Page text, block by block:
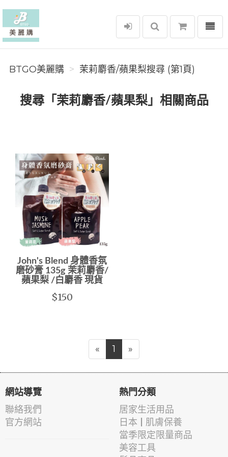
BTGO美麗購
選單
BTGO美麗購 茉莉麝香/蘋果梨搜尋 (第1頁)
搜尋「茉莉麝香/蘋果梨」相關商品
John's Blend 身體香氛
磨砂膏 135g 茉莉麝香/
蘋果梨 /白麝香 現貨
$150
« 1 »
網站導覽
聯絡我們
官方網站
熱門分類
居家生活用品
日本 | 肌膚保養
當季限定限量商品
美容工具